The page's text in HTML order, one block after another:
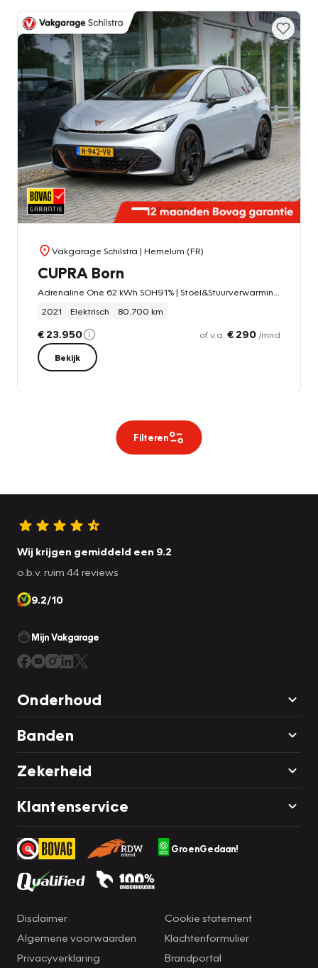
Vakgarage Schilstra | Hemelum (FR)
CUPRA Born
2021
Elektrisch 80.700 km
€ 23.950 of v.a. € 290 /mnd
Bekijk
Filteren
Wij krijgen gemiddeld een 9.2
o.b.v. ruim 44 reviews
9.2/10
Mijn Vakgarage
Onderhoud
Banden
Zekerheid
Klantenservice
GroenGedaan!
Disclaimer
Algemene voorwaarden
Privacyverklaring
Cookie statement
Klachtenformulier
Brandportal